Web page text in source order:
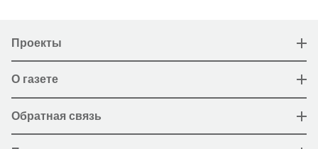
Проекты
О газете
Обратная связь